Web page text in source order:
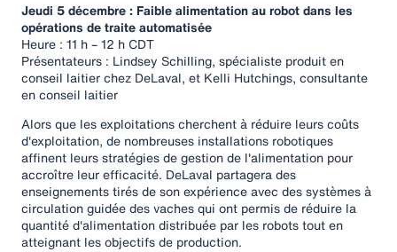
Jeudi 5 décembre : Faible alimentation au robot dans les
opérations de traite automatisée
Heure : 11 h – 12 h CDT
Présentateurs : Lindsey Schilling, spécialiste produit en
conseil laitier chez DeLaval, et Kelli Hutchings, consultante
en conseil laitier
Alors que les exploitations cherchent à réduire leurs coûts
d'exploitation, de nombreuses installations robotiques
affinent leurs stratégies de gestion de l'alimentation pour
accroître leur efficacité. DeLaval partagera des
enseignements tirés de son expérience avec des systèmes à
circulation guidée des vaches qui ont permis de réduire la
quantité d'alimentation distribuée par les robots tout en
atteignant les objectifs de production.